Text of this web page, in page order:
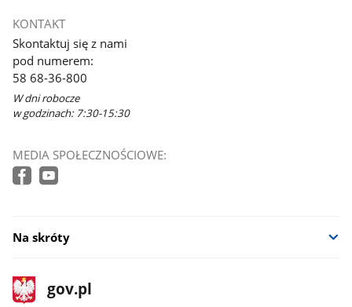
KONTAKT
Skontaktuj się z nami
pod numerem:
58 68-36-800
W dni robocze
w godzinach: 7:30-15:30
MEDIA SPOŁECZNOŚCIOWE:
Na skróty
stopka
gov.pl
Strona
gov.pl